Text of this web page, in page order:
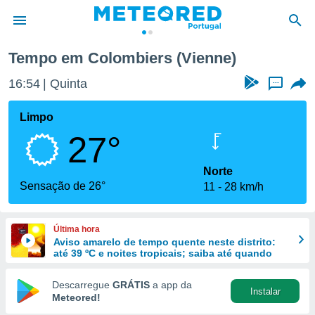
da
foi
fornecidas
a este
das
e
forma
digital
Tempo em Colombiers (Vienne)
16:54 Quinta ...
Limpo
27°
Sensação de 26°
Norte
11
28 km/h
Última hora
Aviso amarelo de tempo quente neste distrito:
até 39 ºC e noites tropicais; saiba até quando
Descarregue GRÁTIS a app da
Meteored!
Instalar